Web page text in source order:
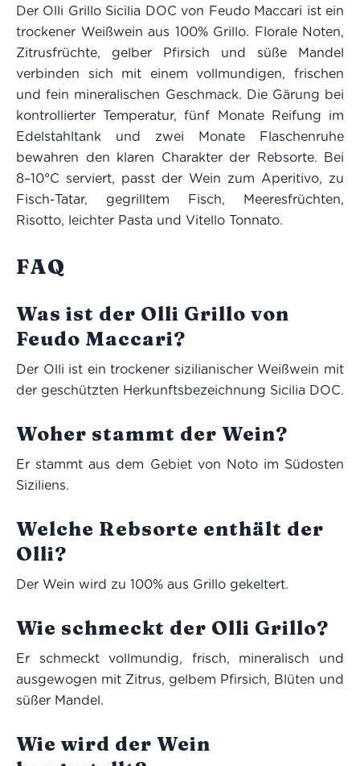
Der Olli Grillo Sicilia DOC von Feudo Maccari ist ein
trockener Weißwein aus 100% Grillo. Florale Noten,
Zitrusfrüchte, gelber Pfirsich und süße Mandel
verbinden sich mit einem vollmundigen, frischen
und fein mineralischen Geschmack. Die Gärung bei
kontrollierter Temperatur, fünf Monate Reifung im
Edelstahltank und zwei Monate Flaschenruhe
bewahren den klaren Charakter der Rebsorte. Bei
8–10°C serviert, passt der Wein zum Aperitivo, zu
Fisch-Tatar, gegrilltem Fisch, Meeresfrüchten,
Risotto, leichter Pasta und Vitello Tonnato.
FAQ
Was ist der Olli Grillo von
Feudo Maccari?
Der Olli ist ein trockener sizilianischer Weißwein mit
der geschützten Herkunftsbezeichnung Sicilia DOC.
Woher stammt der Wein?
Er stammt aus dem Gebiet von Noto im Südosten
Siziliens.
Welche Rebsorte enthält der
Olli?
Der Wein wird zu 100% aus Grillo gekeltert.
Wie schmeckt der Olli Grillo?
Er schmeckt vollmundig, frisch, mineralisch und
ausgewogen mit Zitrus, gelbem Pfirsich, Blüten und
süßer Mandel.
Wie wird der Wein